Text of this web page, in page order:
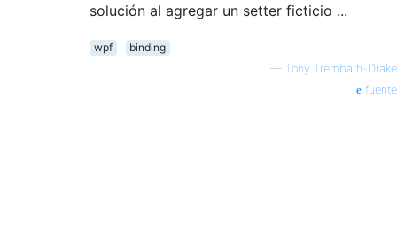
solución al agregar un setter ficticio ...
wpf
binding
— Tony Trembath-Drake
fuente